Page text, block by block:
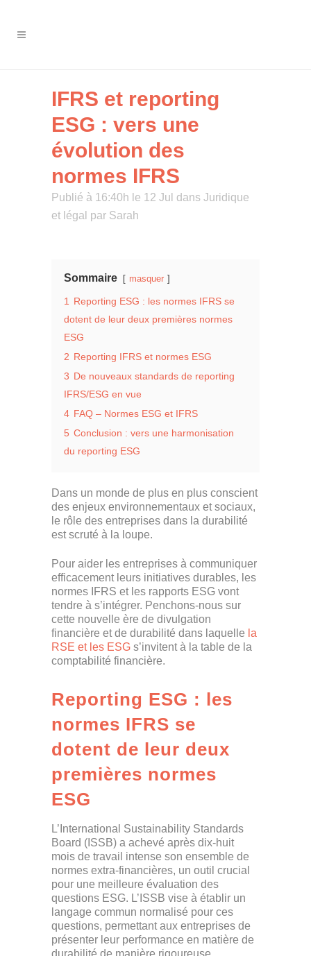
IFRS et reporting
ESG : vers une
évolution des
normes IFRS
Publié à 16:40h le 12 Jul dans Juridique
et légal par Sarah
Sommaire masquer
1
Reporting ESG : les normes IFRS se
dotent de leur deux premières normes
ESG
2 Reporting IFRS et normes ESG
3 De nouveaux standards de reporting
IFRS/ESG en vue
4 FAQ – Normes ESG et IFRS
5 Conclusion : vers une harmonisation
du reporting ESG
Dans un monde de plus en plus conscient
des enjeux environnementaux et sociaux,
le rôle des entreprises dans la durabilité
est scruté à la loupe.
Pour aider les entreprises à communiquer
efficacement leurs initiatives durables, les
normes IFRS et les rapports ESG vont
tendre à s’intégrer. Penchons-nous sur
cette nouvelle ère de divulgation
financière et de durabilité dans laquelle la
RSE et les ESG s’invitent à la table de la
comptabilité financière.
Reporting ESG : les
normes IFRS se
dotent de leur deux
premières normes
ESG
L’International Sustainability Standards
Board (ISSB) a achevé après dix-huit
mois de travail intense son ensemble de
normes extra-financières, un outil crucial
pour une meilleure évaluation des
questions ESG. L’ISSB vise à établir un
langage commun normalisé pour ces
questions, permettant aux entreprises de
présenter leur performance en matière de
durabilité de manière rigoureuse,